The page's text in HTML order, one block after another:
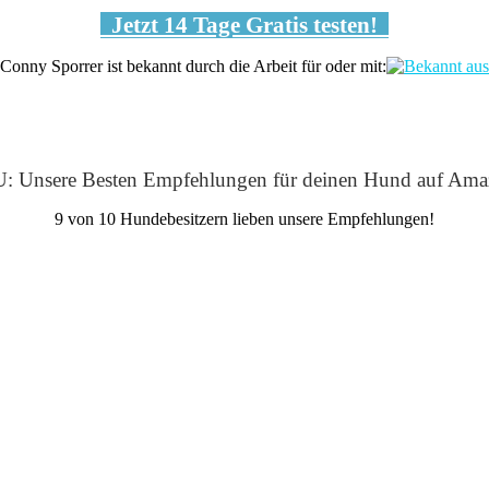
Jetzt 14 Tage Gratis testen!
Conny Sporrer ist bekannt durch die Arbeit für oder mit:
Unsere Besten Empfehlungen für deinen Hund auf
9 von 10 Hundebesitzern lieben unsere Empfehlungen!